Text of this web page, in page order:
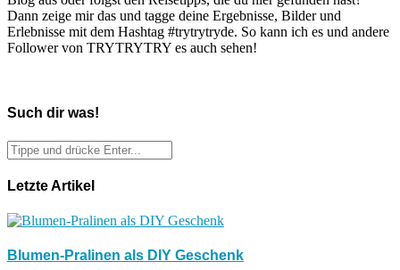
Dann zeige mir das und tagge deine Ergebnisse, Bilder und
Erlebnisse mit dem Hashtag #trytrytryde. So kann ich es und andere
Follower von TRYTRYTRY es auch sehen!
Such dir was!
Letzte Artikel
Blumen-Pralinen als DIY Geschenk